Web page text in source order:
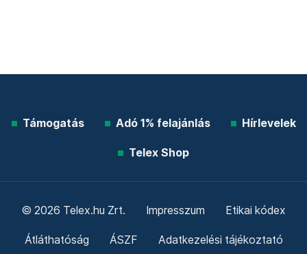
Támogatás Adó 1% felajánlás Hírlevelek
Telex Shop
© 2026 Telex.hu Zrt. Impresszum Etikai kódex
Átláthatóság ÁSZF Adatkezelési tájékoztató